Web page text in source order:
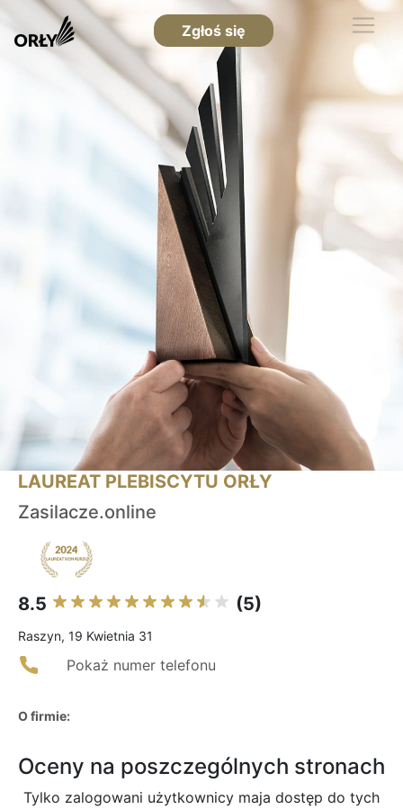
Zgłoś się
LAUREAT PLEBISCYTU ORŁY
Zasilacze.online
8.5 (5)
Raszyn, 19 Kwietnia 31
Pokaż numer telefonu
O firmie:
Oceny na poszczególnych stronach
Tylko zalogowani użytkownicy maja dostęp do tych